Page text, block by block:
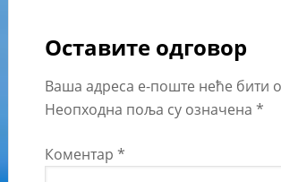
Оставите одговор
Ваша адреса е-поште неће бити
Неопходна поља су означена *
Коментар *